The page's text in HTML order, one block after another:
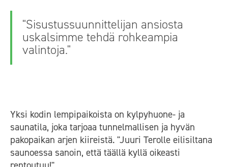
"Sisustussuunnittelijan ansiosta
uskalsimme tehdä rohkeampia
valintoja."
Yksi kodin lempipaikoista on kylpyhuone- ja
saunatila, joka tarjoaa tunnelmallisen ja hyvän
pakopaikan arjen kiireistä. "Juuri Terolle eilisiltana
saunoessa sanoin, että täällä kyllä oikeasti